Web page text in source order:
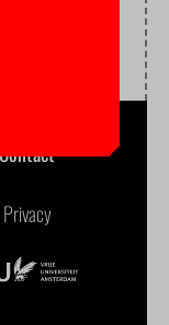
Contact
Privacy